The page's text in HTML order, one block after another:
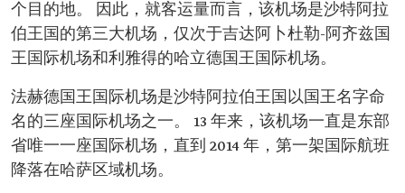
个目的地。 因此，就客运量而言，该机场是沙特阿拉
伯王国的第三大机场，仅次于吉达阿卜杜勒-阿齐兹国
王国际机场和利雅得的哈立德国王国际机场。
法赫德国王国际机场是沙特阿拉伯王国以国王名字命
名的三座国际机场之一。 13 年来，该机场一直是东部
省唯一一座国际机场，直到 2014 年，第一架国际航班
降落在哈萨区域机场。